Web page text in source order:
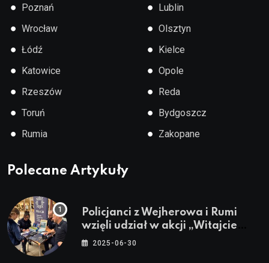
● Poznań
● Wrocław
● Łódź
● Katowice
● Rzeszów
● Toruń
● Rumia
● Lublin
● Olsztyn
● Kielce
● Opole
● Reda
● Bydgoszcz
● Zakopane
Polecane Artykuły
Policjanci z Wejherowa i Rumi
wzięli udział w akcji „Witajcie
Wakacje”
2025-06-30